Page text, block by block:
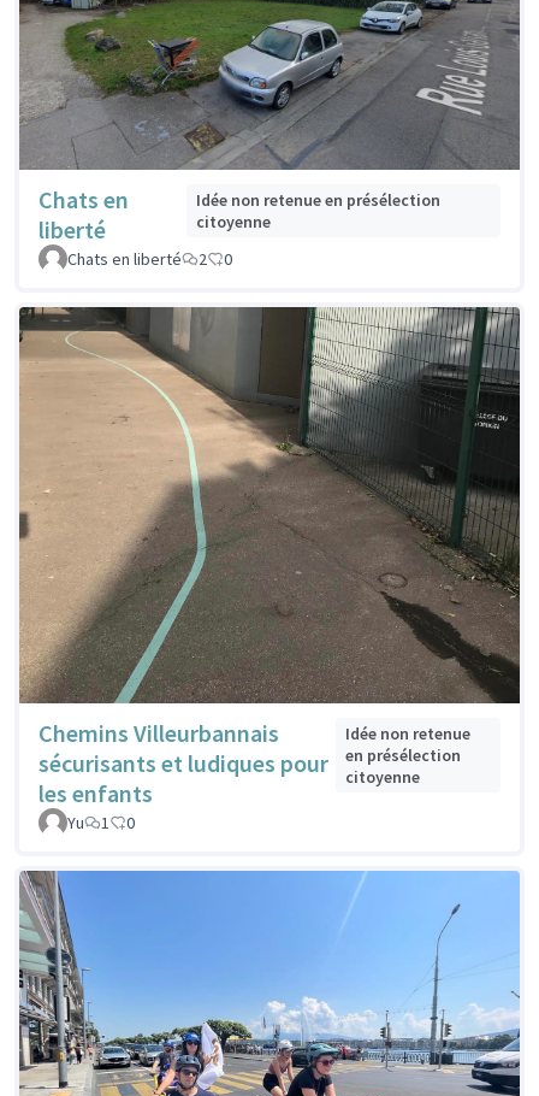
Chats en
liberté
Idée non retenue en présélection
citoyenne
Chats en liberté
2 0
Chemins Villeurbannais
sécurisants et ludiques pour
les enfants
Idée non retenue
en présélection
citoyenne
Yu 1 0